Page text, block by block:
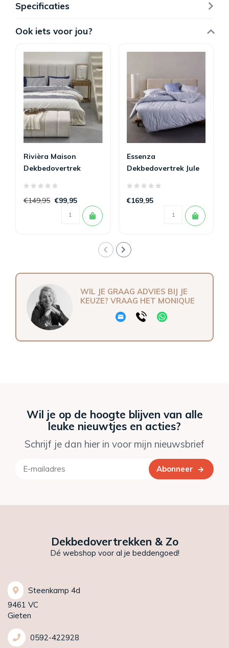
Specificaties
Ook iets voor jou?
Rivièra Maison
Dekbedovertrek
€149,95 €99,95
Essenza
Dekbedovertrek Jule
€169,95
WIL JE GRAAG ADVIES BIJ JE
KEUZE? VRAAG HET MONIQUE
Wil je op de hoogte blijven van alle
leuke nieuwtjes en acties?
Schrijf je dan hier in voor mijn nieuwsbrief
Abonneer
Dekbedovertrekken & Zo
Dé webshop voor al je beddengoed!
Steenkamp 4d
9461 VC
Gieten
0592-422928